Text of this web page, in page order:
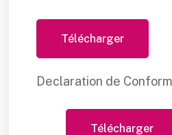
Télécharger
Declaration de
Télécharger